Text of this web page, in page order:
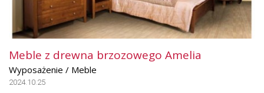
Meble z drewna brzozowego Amelia
Wyposażenie / Meble
2024.10.25